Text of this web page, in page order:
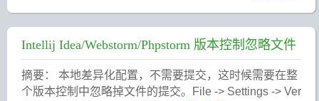
Intellij Idea/Webstorm/Phpstorm 版本控制忽略文件
摘要： 本地差异化配置，不需要提交，这时候需要在整
个版本控制中忽略掉文件的提交。File -> Settings -> Ver